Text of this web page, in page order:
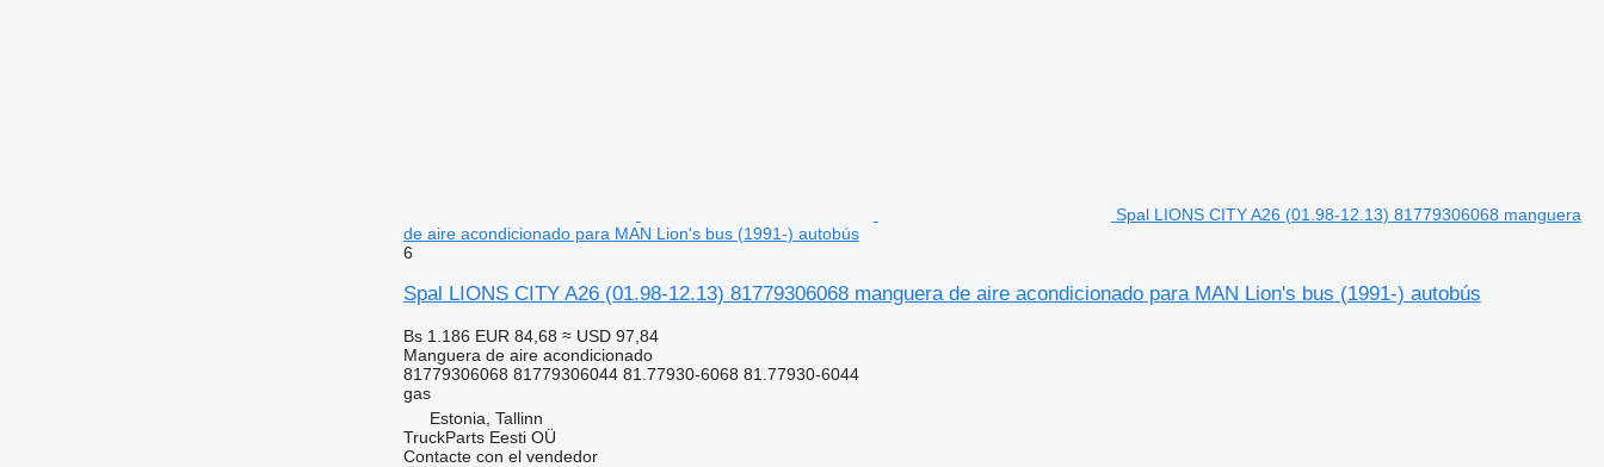
Spal LIONS CITY A26 (01.98-12.13) 81779306068 manguera
de aire acondicionado para MAN Lion's bus (1991-) autobús
6
Spal LIONS CITY A26 (01.98-12.13) 81779306068 manguera de aire acondicionado para MAN Lion's bus (1991-) autobús
Bs 1.186 EUR 84,68 ≈ USD 97,84
Manguera de aire acondicionado
81779306068 81779306044 81.77930-6068 81.77930-6044
gas
Estonia, Tallinn
TruckParts Eesti OÜ
Contacte con el vendedor